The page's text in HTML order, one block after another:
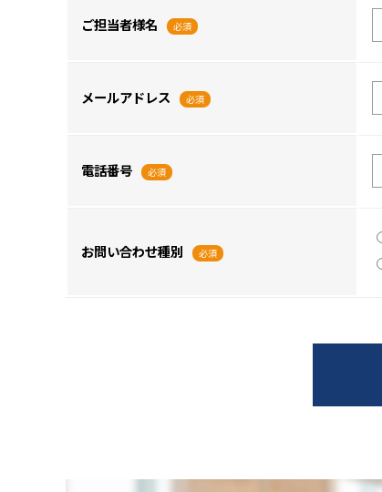
ご担当者様名 必須
メールアドレス 必須
電話番号 必須
お問い合わせ種別 必須